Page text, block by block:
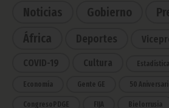
Noticias Gobierno
África
Deportes
COVID-19 Cultura
Economía Gente GE 50
CongresoPDGE FIJA Bielorrusia